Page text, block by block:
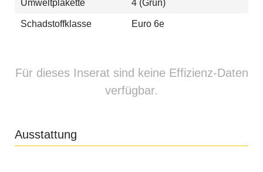
Umweltplakette 4 (Grün)
Schadstoffklasse Euro 6e
Für dieses Inserat sind keine Effizienz-Daten
verfügbar.
Ausstattung